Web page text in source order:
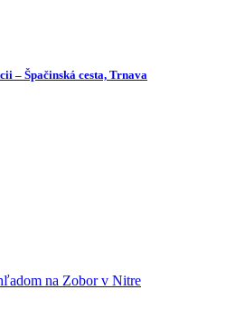
– Špačinská cesta, Trnava